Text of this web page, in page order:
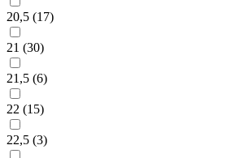
20,5 (17)
21 (30)
21,5 (6)
22 (15)
22,5 (3)